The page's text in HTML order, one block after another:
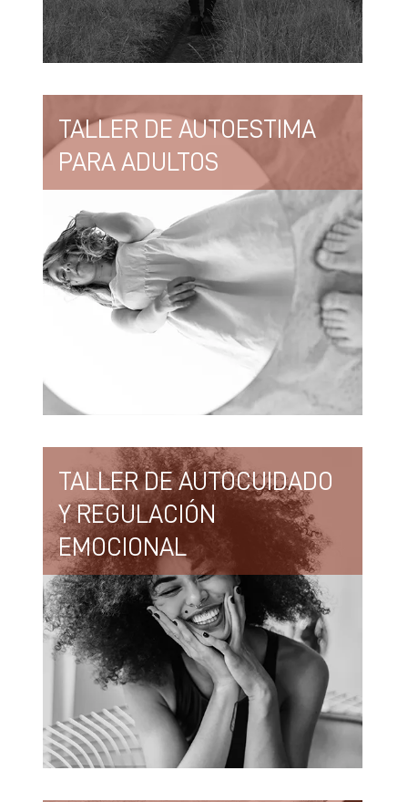
TALLER DE AUTOESTIMA
PARA ADULTOS
TALLER DE AUTOCUIDADO
Y REGULACIÓN
EMOCIONAL